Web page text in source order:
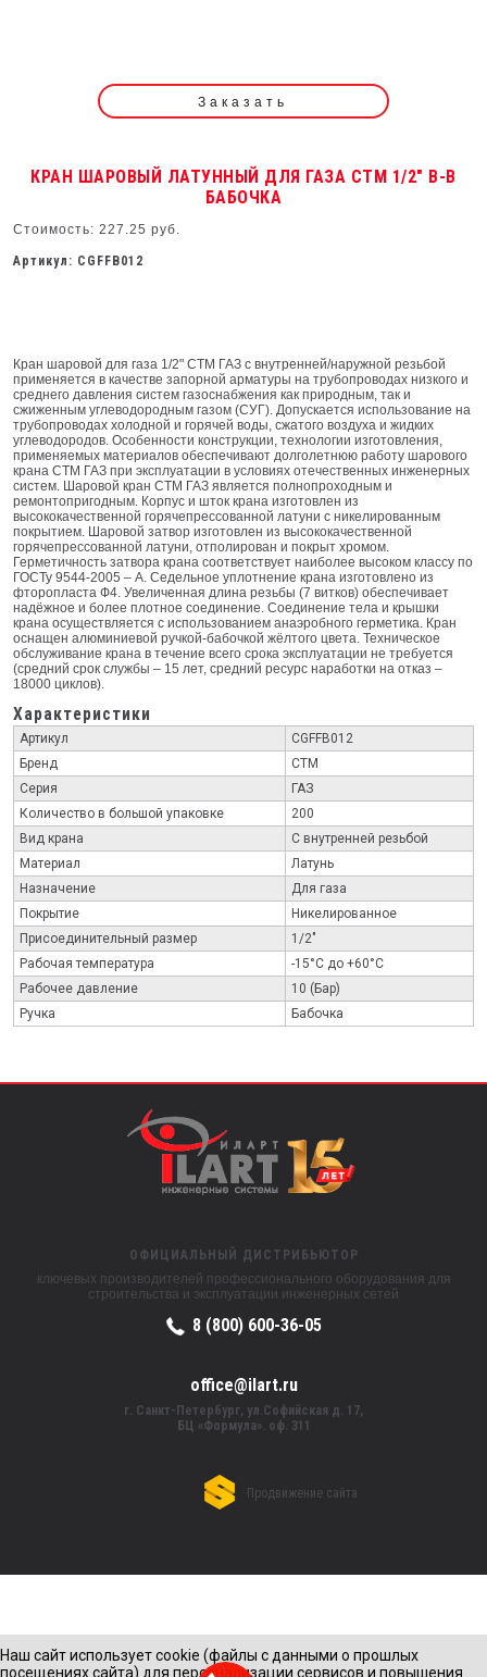
Заказать
КРАН ШАРОВЫЙ ЛАТУННЫЙ ДЛЯ ГАЗА СТМ 1/2" В-В
БАБОЧКА
Стоимость: 227.25 руб.
Артикул: CGFFB012
Кран шаровой для газа 1/2" CTM ГАЗ с внутренней/наружной резьбой
применяется в качестве запорной арматуры на трубопроводах низкого и
среднего давления систем газоснабжения как природным, так и
сжиженным углеводородным газом (СУГ). Допускается использование на
трубопроводах холодной и горячей воды, сжатого воздуха и жидких
углеводородов. Особенности конструкции, технологии изготовления,
применяемых материалов обеспечивают долголетнюю работу шарового
крана СТМ ГАЗ при эксплуатации в условиях отечественных инженерных
систем. Шаровой кран СТМ ГАЗ является полнопроходным и
ремонтопригодным. Корпус и шток крана изготовлен из
высококачественной горячепрессованной латуни с никелированным
покрытием. Шаровой затвор изготовлен из высококачественной
горячепрессованной латуни, отполирован и покрыт хромом.
Герметичность затвора крана соответствует наиболее высоком классу по
ГОСТу 9544-2005 – А. Седельное уплотнение крана изготовлено из
фторопласта Ф4. Увеличенная длина резьбы (7 витков) обеспечивает
надёжное и более плотное соединение. Соединение тела и крышки
крана осуществляется с использованием анаэробного герметика. Кран
оснащен алюминиевой ручкой-бабочкой жёлтого цвета. Техническое
обслуживание крана в течение всего срока эксплуатации не требуется
(средний срок службы – 15 лет, средний ресурс наработки на отказ –
18000 циклов).
Характеристики
Артикул
CGFFB012
Бренд
СТМ
Серия
ГАЗ
Количество в большой упаковке
200
Вид крана
С внутренней резьбой
Материал
Латунь
Назначение
Для газа
Покрытие
Никелированное
Присоединительный размер
1/2"
Рабочая температура
-15°С до +60°С
Рабочее давление
10 (Бар)
Ручка
Бабочка
ОФИЦИАЛЬНЫЙ ДИСТРИБЬЮТОР
ключевых производителей профессионального оборудования для
строительства и эксплуатации инженерных сетей
8 (800) 600-36-05
office@ilart.ru
г. Санкт-Петербург, ул.Софийская д. 17,
БЦ «Формула». оф. 311
Продвижение сайта
Наш сайт использует cookie (файлы с данными о прошлых
посещениях сайта) для персонализации сервисов и повышения